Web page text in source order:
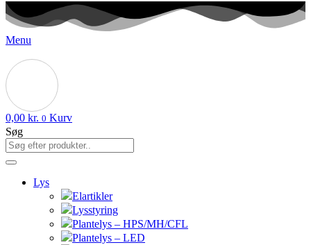
Menu
0,00 kr. 0 Kurv
Søg
Lys
Elartikler
Lysstyring
Plantelys – HPS/MH/CFL
Plantelys – LED